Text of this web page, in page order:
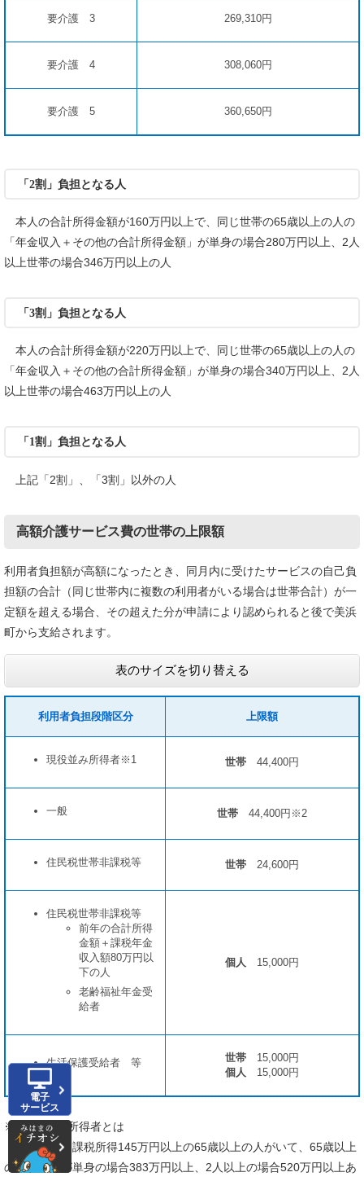
要介護 3 269,310円
要介護 4 308,060円
要介護 5 360,650円
「2割」負担となる人
本人の合計所得金額が160万円以上で、同じ世帯の65歳以上の人の
「年金収入＋その他の合計所得金額」が単身の場合280万円以上、2人
以上世帯の場合346万円以上の人
「3割」負担となる人
本人の合計所得金額が220万円以上で、同じ世帯の65歳以上の人の
「年金収入＋その他の合計所得金額」が単身の場合340万円以上、2人
以上世帯の場合463万円以上の人
「1割」負担となる人
上記「2割」、「3割」以外の人
高額介護サービス費の世帯の上限額
利用者負担額が高額になったとき、同月内に受けたサービスの自己負
担額の合計（同じ世帯内に複数の利用者がいる場合は世帯合計）が一
定額を超える場合、その超えた分が申請により認められると後で美浜
町から支給されます。
表のサイズを切り替える
利用者負担段階区分 上限額
現役並み所得者※1 世帯 44,400円
一般 世帯 44,400円※2
住民税世帯非課税等 世帯 24,600円
住民税世帯非課税等
前年の合計所得
金額＋課税年金
収入額80万円以
下の人
老齢福祉年金受
給者
個人 15,000円
生活保護受給者 等 世帯 15,000円
個人
15,000円
※1現役並み所得者とは
同一世帯に課税所得145万円以上の65歳以上の人がいて、65歳以上
の人の収入が単身の場合383万円以上、2人以上の場合520万円以上あ
電子
サービス